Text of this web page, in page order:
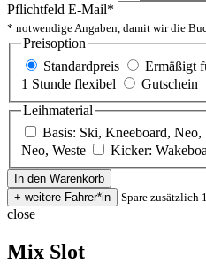
Pflichtfeld E-Mail*
* notwendige Angaben, damit wir die
Preisoption
Standardpreis
Ermäßigt
1 Stunde flexibel
Gutschein
Leihmaterial
Basis: Ski, Kneeboard, Neo,
Neo, Weste
Kicker:
Spare zusätzlich
close
Mix Slot